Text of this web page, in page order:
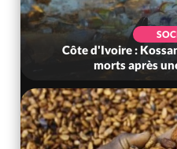
Côte d'Ivoire :
morts après